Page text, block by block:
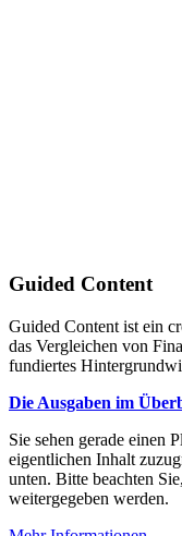
Guided Content
Guided Content ist ein
das Vergleichen von
fundiertes
Die Ausgaben im
Sie sehen gerade einen
eigentlichen Inhalt
unten. Bitte beachten
weitergegeben werden.